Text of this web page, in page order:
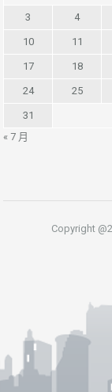
3 4
10 11
17 18
24 25
31
« 7 月
Copyright